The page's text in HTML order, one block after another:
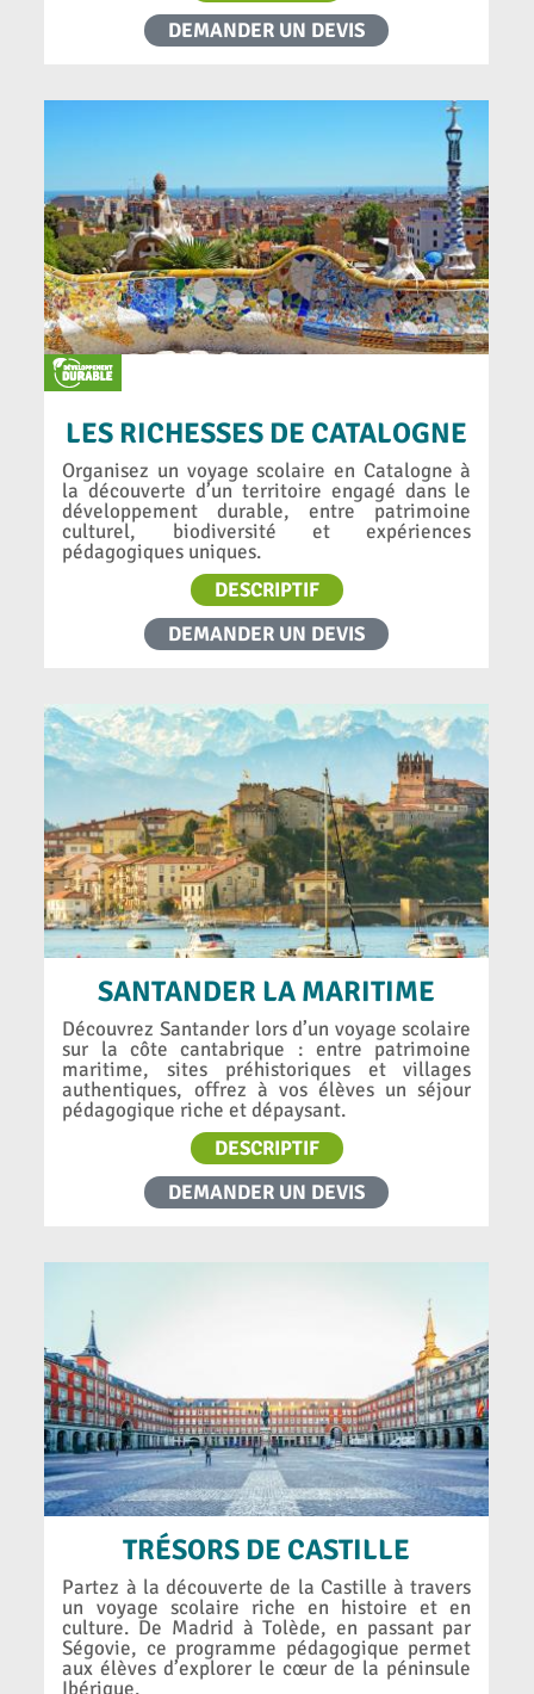
DEMANDER UN DEVIS
LES RICHESSES DE CATALOGNE
Organisez un voyage scolaire en Catalogne à
la découverte d’un territoire engagé dans le
développement durable, entre patrimoine
culturel, biodiversité et expériences
pédagogiques uniques.
DESCRIPTIF
DEMANDER UN DEVIS
SANTANDER LA MARITIME
Découvrez Santander lors d’un voyage scolaire
sur la côte cantabrique : entre patrimoine
maritime, sites préhistoriques et villages
authentiques, offrez à vos élèves un séjour
pédagogique riche et dépaysant.
DESCRIPTIF
DEMANDER UN DEVIS
TRÉSORS DE CASTILLE
Partez à la découverte de la Castille à travers
un voyage scolaire riche en histoire et en
culture. De Madrid à Tolède, en passant par
Ségovie, ce programme pédagogique permet
aux élèves d’explorer le cœur de la péninsule
Ibérique.